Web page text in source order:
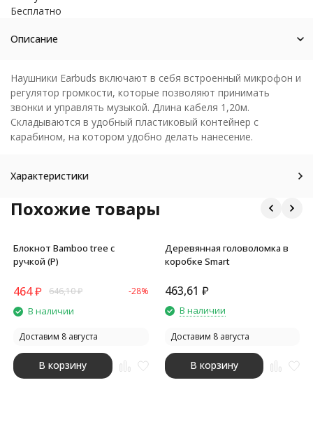
Бесплатно
Описание
Наушники Earbuds включают в себя встроенный микрофон и
регулятор громкости, которые позволяют принимать
звонки и управлять музыкой. Длина кабеля 1,20м.
Складываются в удобный пластиковый контейнер с
карабином, на котором удобно делать нанесение.
Характеристики
Похожие товары
Блокнот Bamboo tree с
ручкой (Р)
464₽ 646,10₽ -28%
В наличии
Доставим 8 августа
В корзину
Деревянная головоломка в
коробке Smart
463,61 ₽
В наличии
Доставим 8 августа
В корзину